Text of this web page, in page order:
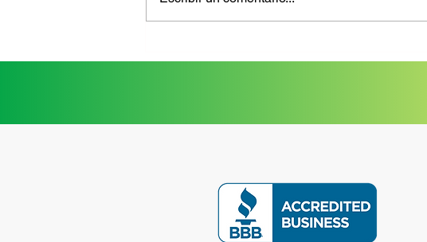
ofrece evaluaciones de